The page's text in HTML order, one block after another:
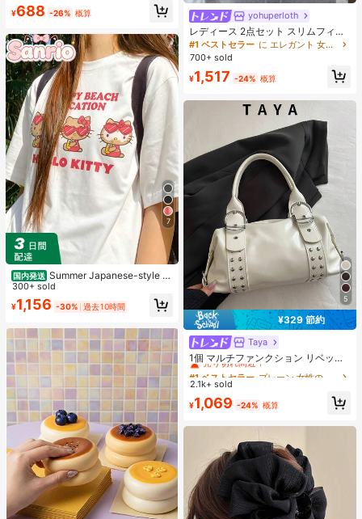
#1 ベストセラー
売り切れ間近！
¥688 -26% 概算
7
国内発送 Summer Japanese-style c
ute girl look, Sanrio Hello Kitty simp
le pattern print, pure cotton sweet-
style T-shirt
300+ sold
¥1,156 -30% 過去10時間
yohuperloth
レディース 2点セット スリムフィッ
ト セミシアー スパゲッティストラッ
プ ストライプ キャミソールトップ
#1 ベストセラー
に エレガント 女性用ツーピース衣装
700+ sold
¥1,517 -24% 概算
5
¥329 節約
Taya
1個 マルチファンクション リベット
ハンドバッグ、ビンテージバイクス
タイル リベットデコレーション PU
ック アンダーアームバッグ、仕事、
通勤、デート、パーティー、音楽フ
ェスに適しています
#1 ベストセラー
売り切れ間近！
#1 ベストセラー
売り切れ間近！
#1 ベストセラー
売り切れ間近！
#1 ベストセラー
売り切れ間近！
2.1k+ sold
¥1,069 -24% 概算